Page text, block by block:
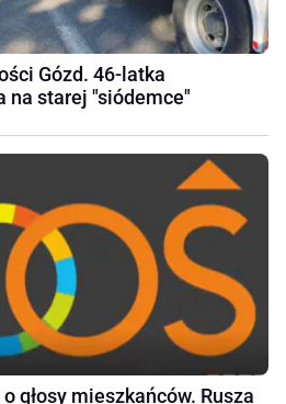
Gózd. 46-latka
na starej "siódemce"
głosy mieszkańców. Rusza